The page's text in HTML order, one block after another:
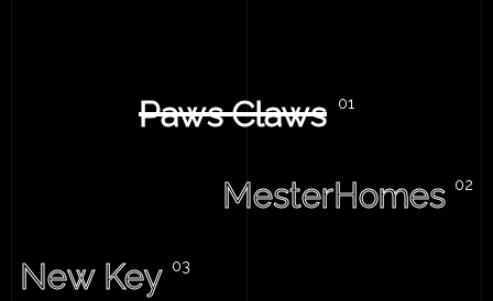
Paws Claws
MesterHomes
New Key